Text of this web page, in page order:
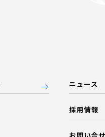
ニュース
採用情報